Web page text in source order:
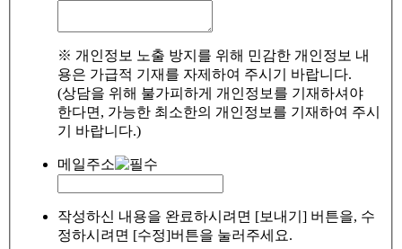
※ 개인정보 노출 방지를 위해 민감한 개인정보 내
용은 가급적 기재를 자제하여 주시기 바랍니다.
(상담을 위해 불가피하게 개인정보를 기재하셔야
한다면, 가능한 최소한의 개인정보를 기재하여 주시
기 바랍니다.)
메일주소
작성하신 내용을 완료하시려면 [보내기] 버튼을, 수
정하시려면 [수정]버튼을 눌러주세요.